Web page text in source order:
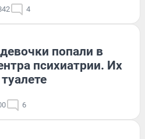
4
попали в
психиатрии. Их
6